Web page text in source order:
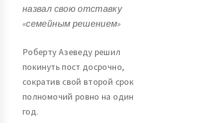
назвал свою отставку
«семейным решением»
Роберту Азеведу решил
покинуть пост досрочно,
сократив свой второй срок
полномочий ровно на один
год.